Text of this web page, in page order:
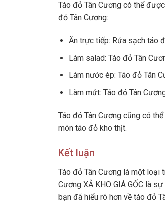
Táo đỏ Tân Cương có thể
đỏ Tân Cương:
Ăn trực tiếp: Rửa sạch táo
Làm salad: Táo đỏ Tân
Làm nước ép: Táo đỏ Tân
Làm mứt: Táo đỏ Tân
Táo đỏ Tân Cương cũng có
món táo đỏ kho thịt.
Kết luận
Táo đỏ Tân Cương là một loại
Cương XẢ KHO GIÁ GỐC là
bạn đã hiểu rõ hơn về táo đỏ